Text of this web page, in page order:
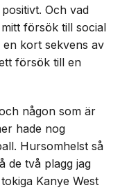
Och vad
försök till social
kort sekvens av
försök till en
någon som är
hade nog
Hursomhelst så
de två plagg jag
Kanye West